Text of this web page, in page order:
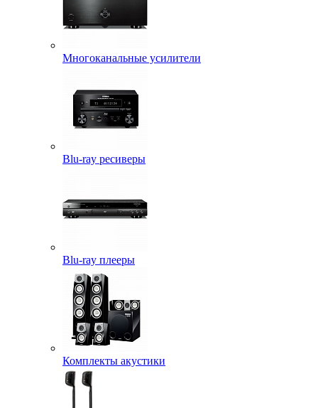
Многоканальные усилители
Blu-ray ресиверы
Blu-ray плееры
Комплекты акустики